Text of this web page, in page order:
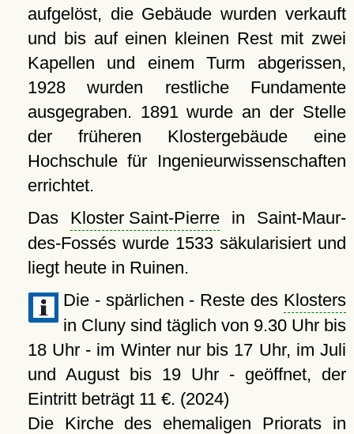
aufgelöst, die Gebäude wurden verkauft
und bis auf einen kleinen Rest mit zwei
Kapellen und einem Turm abgerissen,
1928 wurden restliche Fundamente
ausgegraben. 1891 wurde an der Stelle
der früheren Klostergebäude eine
Hochschule für Ingenieurwissenschaften
errichtet.
Das Kloster Saint-Pierrein Saint-Maur-
des-Fossés wurde 1533 säkularisiert und
liegt heute in Ruinen.
Die - spärlichen - Reste des Klosters
in Cluny sind täglich von 9.30 Uhr bis
18 Uhr - im Winter nur bis 17 Uhr, im Juli
und August bis 19 Uhr - geöffnet, der
Eintritt beträgt 11 €. (2024)
Die Kirche des ehemaligen Priorats in